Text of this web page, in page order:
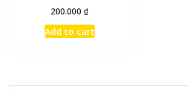
Rated
5.00
out of 5
200.000 ₫
Add to cart